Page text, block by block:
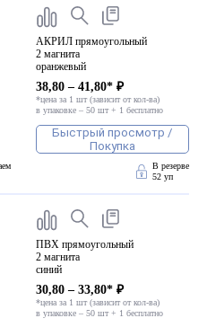
АКРИЛ прямоугольный
2 магнита
оранжевый
38,80 – 41,80* ₽
*цена за 1 шт (зависит от кол-ва)
в упаковке – 50 шт + 1 бесплатно
Быстрый просмотр /
Покупка
В резерве
52 уп
ПВХ прямоугольный
2 магнита
синий
30,80 – 33,80* ₽
*цена за 1 шт (зависит от кол-ва)
в упаковке – 50 шт + 1 бесплатно